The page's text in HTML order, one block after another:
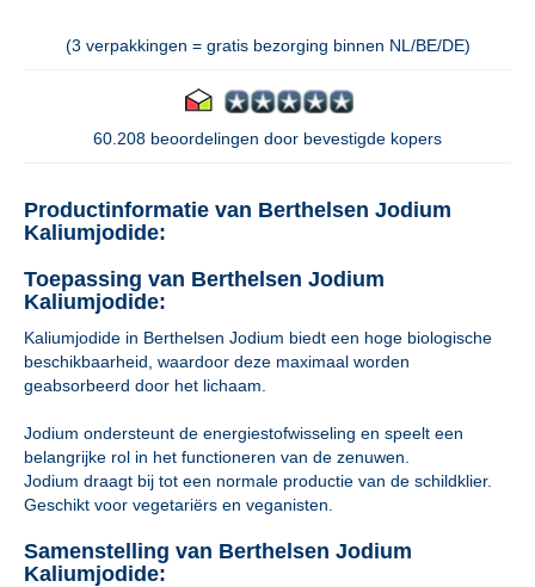
(3 verpakkingen = gratis bezorging binnen NL/BE/DE)
60.208 beoordelingen door bevestigde kopers
Productinformatie van Berthelsen Jodium
Kaliumjodide:
Toepassing van Berthelsen Jodium
Kaliumjodide:
Kaliumjodide in Berthelsen Jodium biedt een hoge biologische
beschikbaarheid, waardoor deze maximaal worden
geabsorbeerd door het lichaam.
Jodium ondersteunt de energiestofwisseling en speelt een
belangrijke rol in het functioneren van de zenuwen.
Jodium draagt bij tot een normale productie van de schildklier.
Geschikt voor vegetariërs en veganisten.
Samenstelling van Berthelsen Jodium
Kaliumjodide: